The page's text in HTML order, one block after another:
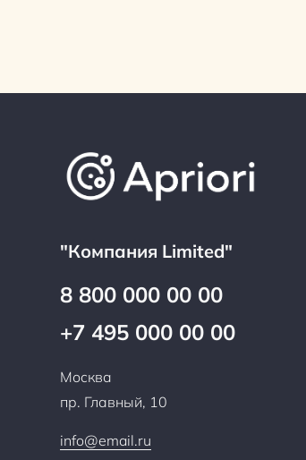
"Компания Limited"
8 800 000 00 00
+7 495 000 00 00
Москва
пр. Главный, 10
info@email.ru